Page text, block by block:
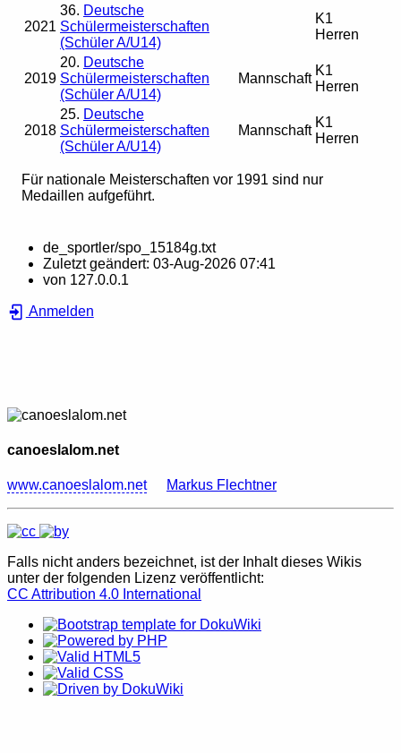
2021
36. Deutsche
Schülermeisterschaften
(Schüler A/U14)
K1
Herren
2019
20. Deutsche
Schülermeisterschaften
(Schüler A/U14)
Mannschaft
K1
Herren
2018
25. Deutsche
Schülermeisterschaften
(Schüler A/U14)
Mannschaft
K1
Herren
Für nationale Meisterschaften vor 1991 sind nur
Medaillen aufgeführt.
de_sportler/spo_15184g.txt
Zuletzt geändert: 03-Aug-2026 07:41
von 127.0.0.1
Anmelden
canoeslalom.net
www.canoeslalom.net Markus Flechtner
Falls nicht anders bezeichnet, ist der Inhalt dieses Wikis
unter der folgenden Lizenz veröffentlicht:
CC Attribution 4.0 International